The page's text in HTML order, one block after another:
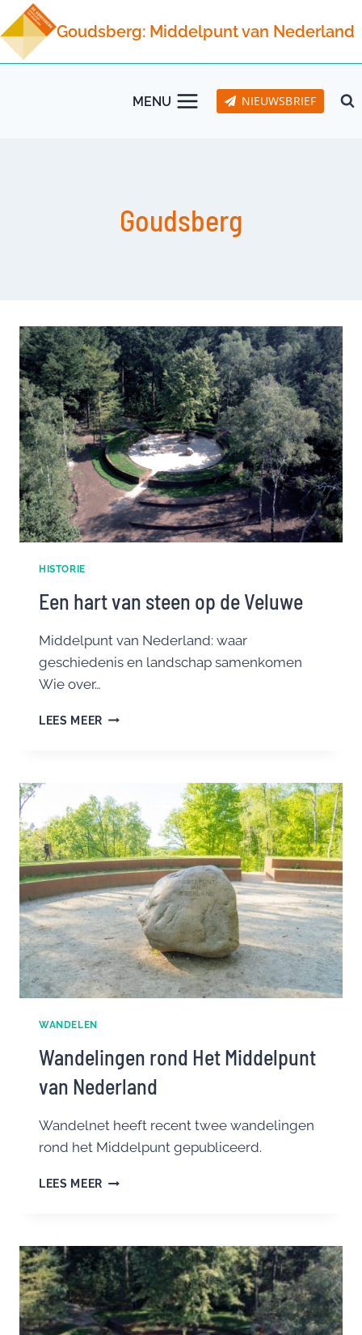
Doorgaan
naar
inhoud
Goudsberg: Middelpunt van Nederland
MENU NIEUWSBRIEF
Goudsberg
HISTORIE
Een hart van steen op de Veluwe
Middelpunt van Nederland: waar
geschiedenis en landschap samenkomen
Wie over…
LEES MEER EEN
DE
VELUWE
WANDELEN
Wandelingen rond Het Middelpunt
van Nederland
Wandelnet heeft recent twee wandelingen
rond het Middelpunt gepubliceerd.
LEES MEER WANDELINGEN
VAN
NEDERLAND